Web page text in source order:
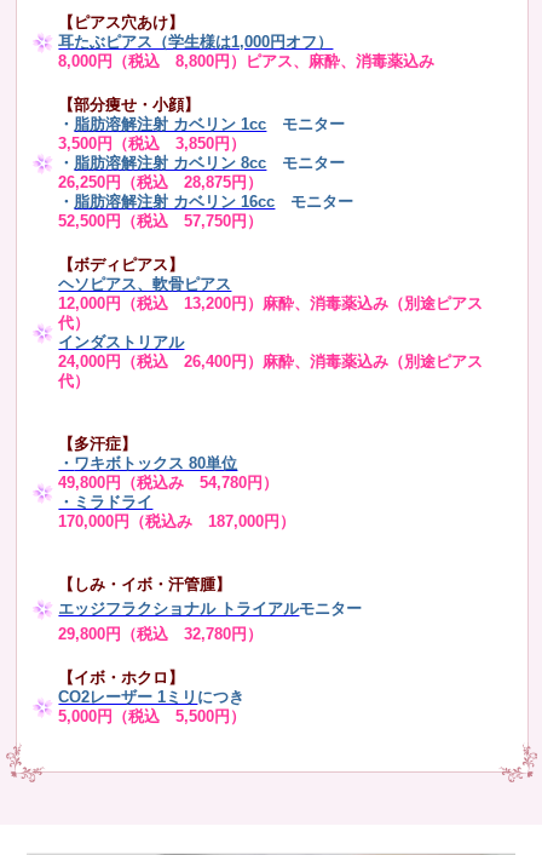
【ピアス穴あけ】
耳たぶピアス（学生様は1,000円オフ）
8,000円（税込 8,800円）ピアス、麻酔、消毒薬込み
【部分痩せ・小顔】
・ 脂肪溶解注射 カベリン 1cc モニター
3,500円（税込 3,850円）
・ 脂肪溶解注射 カベリン 8cc モニター
26,250円（税込 28,875円）
・ 脂肪溶解注射 カベリン 16cc
モニター
52,500円（税込 57,750円）
【ボディピアス】
ヘソピアス、軟骨ピアス
12,000円（税込 13,200円）麻酔、消毒薬込み（別途ピアス
代）
インダストリアル
24,000円（税込 26,400円）麻酔、消毒薬込み（別途ピアス
代）
【多汗症】
・ ワキボトックス 80単位
49,800円（税込み 54,780円）
・ミラドライ
170,000円（税込み 187,000円）
【しみ・イボ・汗管腫】
エッジフラクショナル トライアルモニター
29,800円（税込 32,780円）
【イボ・ホクロ】
CO2レーザー 1ミリ につき
5,000円（税込 5,500円）